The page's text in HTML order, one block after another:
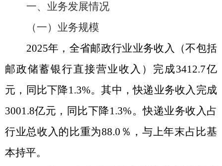
一、业务发展情况
（一）业务规模
2025年，全省邮政行业业务收入（不包括
邮政储蓄银行直接营业收入）完成3412.7亿
元，同比下降1.3%。其中，快递业务收入完成
3001.8亿元，同比下降1.3%。快递业务收入占
行业总收入的比重为88.0 ％，与上年末占比基
本持平。